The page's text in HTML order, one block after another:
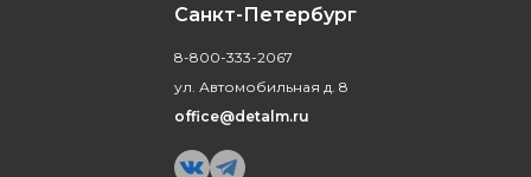
Санкт-Петербург
8-800-333-2067
ул. Автомобильная д. 8
office@detalm.ru